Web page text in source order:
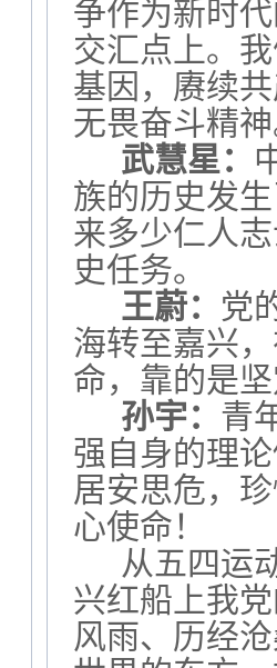
争作为新时
交汇点上。
基因，赓续
无畏奋斗精
武慧星：
族的历史发
来多少仁人
史任务。
王蔚： 党
海转至嘉兴
命，靠的是
孙宇： 青
强自身的理
居安思危，
心使命！
从五四运
兴红船上我
风雨、历经